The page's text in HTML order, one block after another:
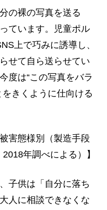
の裸の写真を送る
ています。児童ポル
上で巧みに誘導し、
せて自ら送らせてい
度は“この写真をバラ
きくように仕向ける
害態様別（製造手段
年調べによる）】
子供は「自分に落ち
人に相談できなくな